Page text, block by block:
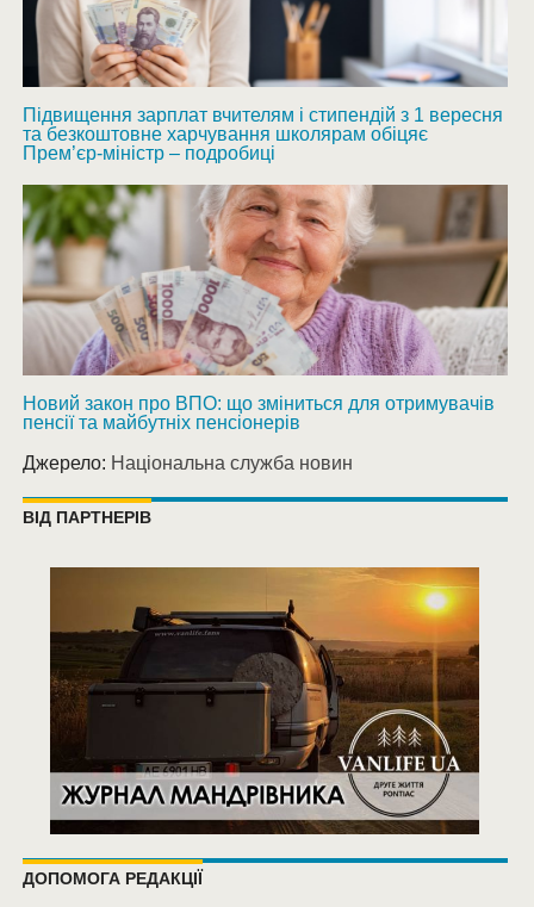
Підвищення зарплат вчителям і стипендій з 1 вересня
та безкоштовне харчування школярам обіцяє
Прем’єр-міністр – подробиці
Новий закон про ВПО: що зміниться для отримувачів
пенсії та майбутніх пенсіонерів
Джерело: Національна служба новин
ВІД ПАРТНЕРІВ
ДОПОМОГА РЕДАКЦІЇ